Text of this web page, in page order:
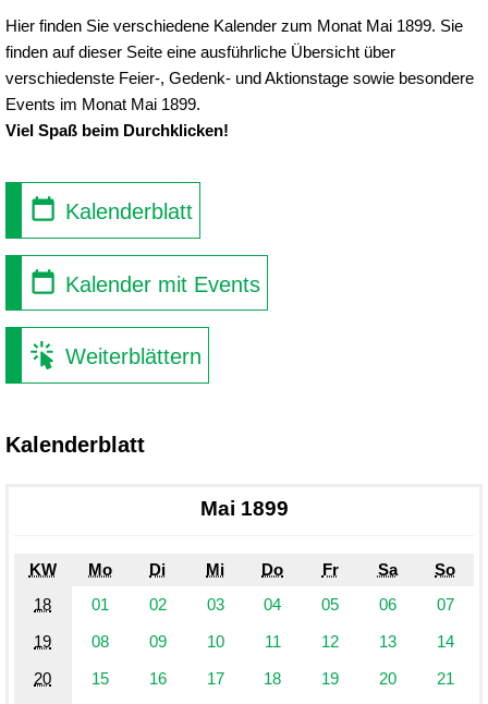
Hier finden Sie verschiedene Kalender zum Monat Mai 1899. Sie
finden auf dieser Seite eine ausführliche Übersicht über
verschiedenste Feier-, Gedenk- und Aktionstage sowie besondere
Events im Monat Mai 1899.
Viel Spaß beim Durchklicken!
Kalenderblatt
Kalender mit Events
Weiterblättern
Kalenderblatt
Mai 1899
KW Mo Di Mi Do Fr Sa
So
18
01 02 03 04 05 06
07
19
08 09 10 11 12 13
14
20
15 16 17 18 19 20
21